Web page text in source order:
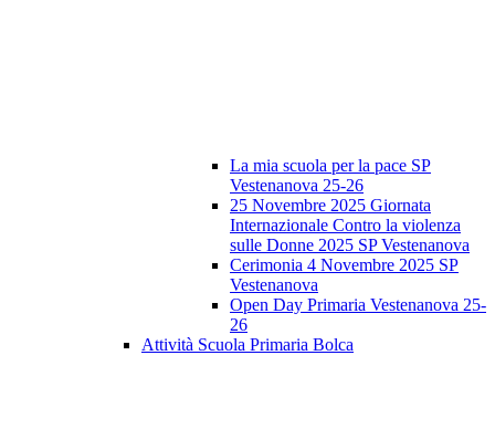
La mia scuola per la pace SP
Vestenanova 25-26
25 Novembre 2025 Giornata
Internazionale Contro la violenza
sulle Donne 2025 SP Vestenanova
Cerimonia 4 Novembre 2025 SP
Vestenanova
Open Day Primaria Vestenanova 25-
26
Attività Scuola Primaria Bolca